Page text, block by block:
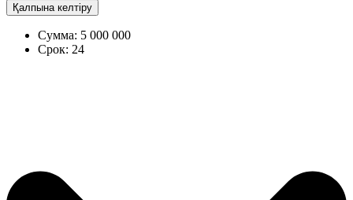
Қалпына келтіру
Сумма: 5 000 000
Срок: 24